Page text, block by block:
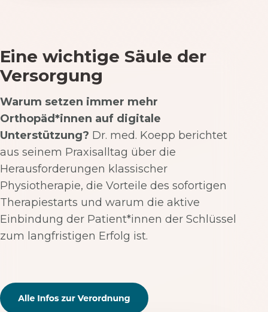
Eine wichtige Säule der
Versorgung
Warum setzen immer mehr
Orthopäd*innen auf digitale
Unterstützung? Dr. med. Koepp berichtet
aus seinem Praxisalltag über die
Herausforderungen klassischer
Physiotherapie, die Vorteile des sofortigen
Therapiestarts und warum die aktive
Einbindung der Patient*innen der Schlüssel
zum langfristigen Erfolg ist.